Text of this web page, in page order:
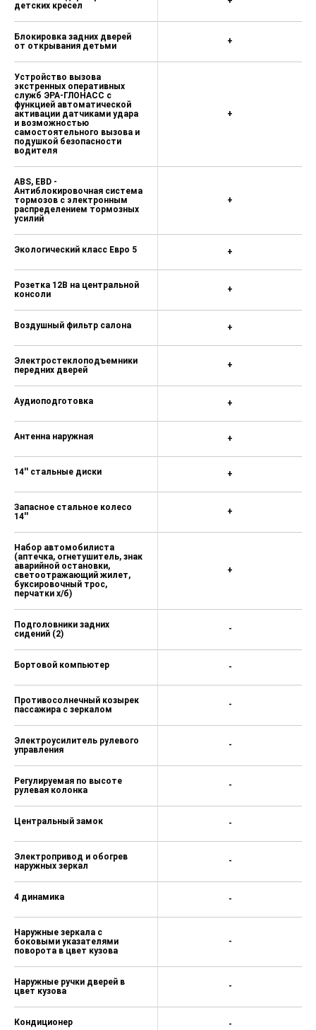
детских кресел
Блокировка задних дверей
от открывания детьми
Устройство вызова
экстренных оперативных
служб ЭРА-ГЛОНАСС с
функцией автоматической
активации датчиками удара
и возможностью
самостоятельного вызова и
подушкой безопасности
водителя
ABS, EBD -
Антиблокировочная система
тормозов с электронным
распределением тормозных
усилий
Экологический класс Евро 5
Розетка 12В на центральной
консоли
Воздушный фильтр салона
Электростеклоподъемники
передних дверей
Аудиоподготовка
Антенна наружная
14'' стальные диски
Запасное стальное колесо
14''
Набор автомобилиста
(аптечка, огнетушитель, знак
аварийной остановки,
светоотражающий жилет,
буксировочный трос,
перчатки х/б)
Подголовники задних
сидений (2)
Бортовой компьютер
Противосолнечный козырек
пассажира с зеркалом
Электроусилитель рулевого
управления
Регулируемая по высоте
рулевая колонка
Центральный замок
Электропривод и обогрев
наружных зеркал
4 динамика
Наружные зеркала с
боковыми указателями
поворота в цвет кузова
Наружные ручки дверей в
цвет кузова
Кондиционер
+
+
+
+
+
+
+
+
+
+
+
+
-
-
-
-
-
-
-
-
-
-
-